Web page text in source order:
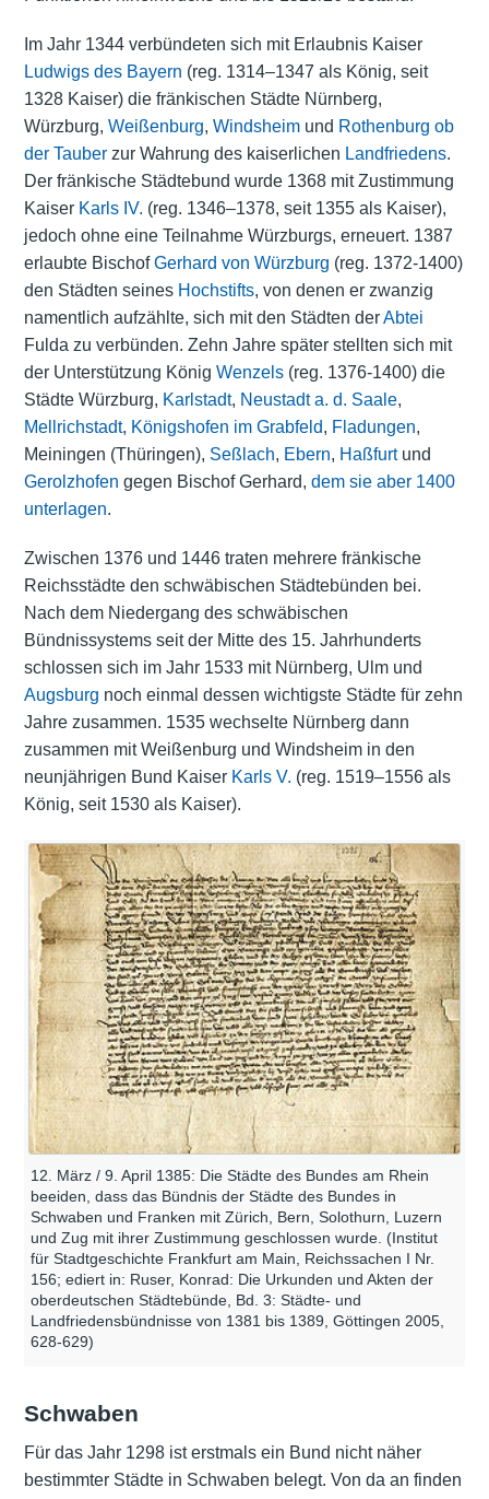
Im Jahr 1344 verbündeten sich mit Erlaubnis Kaiser
Ludwigs des Bayern (reg. 1314–1347 als König, seit
1328 Kaiser) die fränkischen Städte Nürnberg,
Würzburg, Weißenburg, Windsheimund Rothenburg ob
der Tauberzur Wahrung des kaiserlichen Landfriedens.
Der fränkische Städtebund wurde 1368 mit Zustimmung
Kaiser Karls IV. (reg. 1346–1378, seit 1355 als Kaiser),
jedoch ohne eine Teilnahme Würzburgs, erneuert. 1387
erlaubte BischofGerhard von Würzburg (reg. 1372-1400)
den Städten seines Hochstifts, von denen er zwanzig
namentlich aufzählte, sich mit den Städten derAbtei
Fulda zu verbünden. Zehn Jahre später stellten sich mit
der Unterstützung König Wenzels(reg. 1376-1400) die
Städte Würzburg, Karlstadt, Neustadt a. d. Saale,
Mellrichstadt, Königshofen im Grabfeld, Fladungen,
Meiningen (Thüringen), Seßlach, Ebern, Haßfurtund
Gerolzhofen gegen Bischof Gerhard, dem sie aber 1400
unterlagen.
Zwischen 1376 und 1446 traten mehrere fränkische
Reichsstädte den schwäbischen Städtebünden bei.
Nach dem Niedergang des schwäbischen
Bündnissystems seit der Mitte des 15. Jahrhunderts
schlossen sich im Jahr 1533 mit Nürnberg, Ulm und
Augsburg noch einmal dessen wichtigste Städte für zehn
Jahre zusammen. 1535 wechselte Nürnberg dann
zusammen mit Weißenburg und Windsheim in den
neunjährigen Bund Kaiser Karls V. (reg. 1519–1556 als
König, seit 1530 als Kaiser).
12. März / 9. April 1385: Die Städte des Bundes am Rhein
beeiden, dass das Bündnis der Städte des Bundes in
Schwaben und Franken mit Zürich, Bern, Solothurn, Luzern
und Zug mit ihrer Zustimmung geschlossen wurde. (Institut
für Stadtgeschichte Frankfurt am Main, Reichssachen I Nr.
156; ediert in: Ruser, Konrad: Die Urkunden und Akten der
oberdeutschen Städtebünde, Bd. 3: Städte- und
Landfriedensbündnisse von 1381 bis 1389, Göttingen 2005,
628-629)
Schwaben
Für das Jahr 1298 ist erstmals ein Bund nicht näher
bestimmter Städte in Schwaben belegt. Von da an finden